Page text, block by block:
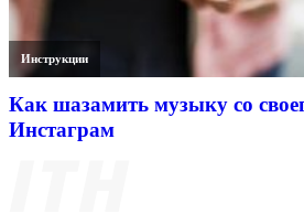
Инструкции
Как шазамить музыку со
Инстаграм